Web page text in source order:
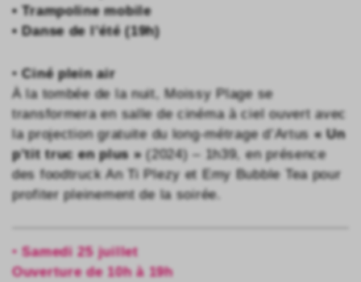
• Trampoline mobile
• Danse de l’été (19h)
•Ciné plein air
À la tombée de la nuit, Moissy Plage se
transformera en salle de cinéma à ciel ouvert avec
la projection gratuite du long-métrage d’Artus« Un
p’tit truc en plus »(2024) – 1h39, en présence
des foodtruck An Ti Plezy et Emy Bubble Tea pour
profiter pleinement de la soirée.
•Samedi 25 juillet
Ouverture de 10h à 19h